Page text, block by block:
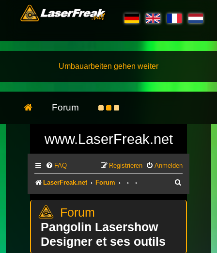
Umbauarbeiten gehen weiter
Forum
www.LaserFreak.net
FAQ Anmelden
Registrieren
LaserFreak.net Forum
Pangolin Lasershow
Designer et ses outils